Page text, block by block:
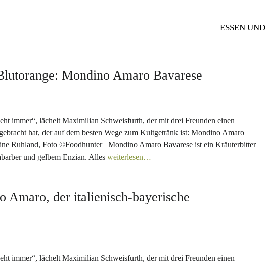
ESSEN
Mondino Amaro Bavarese
immer“, lächelt Maximilian Schweisfurth, der mit drei Freunden einen
hat, der auf dem besten Wege zum Kultgetränk ist: Mondino Amaro
Ruhland, Foto ©Foodhunter Mondino Amaro Bavarese ist ein Kräuterbitter
und gelbem Enzian. Alles weiterlesen…
Amaro, der italienisch-bayerische
immer“, lächelt Maximilian Schweisfurth, der mit drei Freunden einen